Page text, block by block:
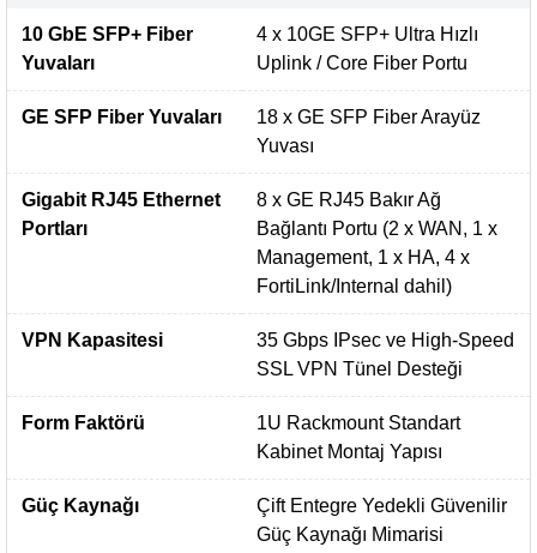
10 GbE SFP+ Fiber
Yuvaları
4 x 10GE SFP+ Ultra Hızlı
Uplink / Core Fiber Portu
GE SFP Fiber Yuvaları
18 x GE SFP Fiber Arayüz
Yuvası
Gigabit RJ45 Ethernet
Portları
8 x GE RJ45 Bakır Ağ
Bağlantı Portu (2 x WAN, 1 x
Management, 1 x HA, 4 x
FortiLink/Internal dahil)
VPN Kapasitesi
35 Gbps IPsec ve High-Speed
SSL VPN Tünel Desteği
Form Faktörü
1U Rackmount Standart
Kabinet Montaj Yapısı
Güç Kaynağı
Çift Entegre Yedekli Güvenilir
Güç Kaynağı Mimarisi